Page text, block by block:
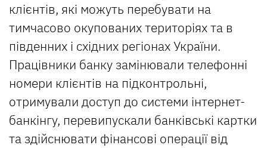
клієнтів, які можуть перебувати на
тимчасово окупованих територіях та в
південних і східних регіонах України.
Працівники банку замінювали телефонні
номери клієнтів на підконтрольні,
отримували доступ до системи інтернет-
банкінгу, перевипускали банківські картки
та здійснювати фінансові операції від